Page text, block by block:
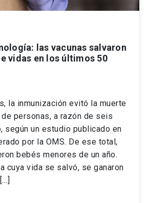
las vacunas salvaron
vidas en los últimos 50
la inmunización evitó la muerte
personas, a razón de seis
según un estudio publicado en
por la OMS. De ese total,
bebés menores de un año.
cuya vida se salvó, se ganaron